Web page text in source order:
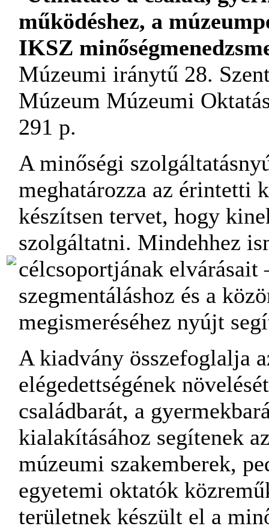
működéshez, a
IKSZ
Múzeumi iránytű 28.
Múzeum Múzeumi
291 p.
A minőségi
meghatározza az érintetti
készítsen tervet, hogy
szolgáltatni. Mindehhez
célcsoportjának elvárásait
szegmentáláshoz és a
megismeréséhez nyújt
A kiadvány összefoglalja
elégedettségének
családbarát, a
kialakításához segítenek
múzeumi szakemberek,
egyetemi oktatók
területnek készült el a